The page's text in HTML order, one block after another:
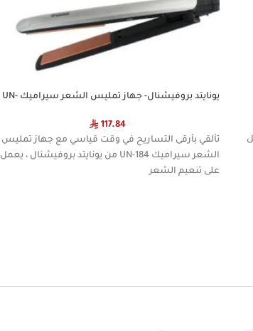
مياه بسعة 350 مل
يونايتد بروفيشنال- جهاز تمليس الشعر سيراميك UN-
117.84
تألقي بأرقى التساريح في وقت قياسي مع جهاز تمليس
الشعر سيراميك UN-184 من يونايتد بروفيشنال ، يعمل
على تنعيم الشعر